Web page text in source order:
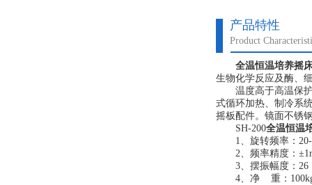
产品特性
Product
全温恒温培养摇
生物化学反应及酶、
温度高于高温保护
式循环加热、制冷系
摇板配件。镜面不锈
SH-200全温恒温
1、旋转频率：20-
2、频率精度：
3、摆振幅度：26
4、净 重：